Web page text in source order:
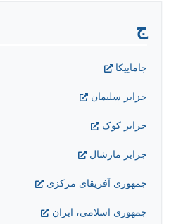
ج
جاماییکا
جزایر سلیمان
جزایر کوک
جزایر مارشال
جمهوری آفریقای مرکزی
جمهوری اسلامی، ایران